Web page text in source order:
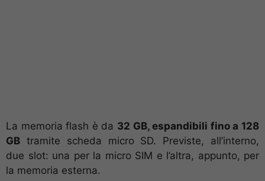
La memoria flash è da 32 GB, espandibili fino a 128
GB tramite scheda micro SD. Previste, all’interno,
due slot: una per la micro SIM e l’altra, appunto, per
la memoria esterna.